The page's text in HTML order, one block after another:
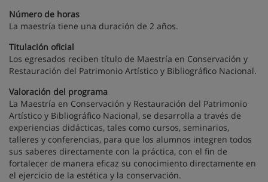
Número de horas
La maestría tiene una duración de 2 años.
Titulación oficial
Los egresados reciben título de Maestría en Conservación y
Restauración del Patrimonio Artístico y Bibliográfico Nacional.
Valoración del programa
La Maestría en Conservación y Restauración del Patrimonio
Artístico y Bibliográfico Nacional, se desarrolla a través de
experiencias didácticas, tales como cursos, seminarios,
talleres y conferencias, para que los alumnos integren todos
sus saberes directamente con la práctica, con el fin de
fortalecer de manera eficaz su conocimiento directamente en
el ejercicio de la estética y la conservación.